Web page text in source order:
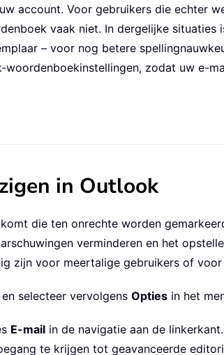
account. Voor gebruikers die echter
vaak niet. In dergelijke
– voor nog betere
zodat uw e-
in Outlook
die ten onrechte worden
verminderen en het
zijn voor meertalige gebruikers of
en selecteer vervolgens Opties in het
E-mail in de navigatie aan de
te krijgen tot geavanceerde